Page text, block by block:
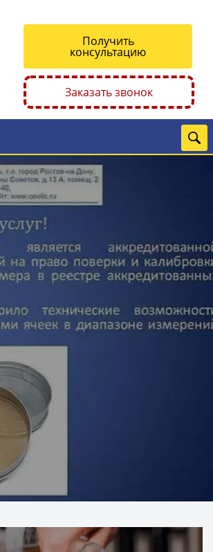
Получить
консультацию
Заказать звонок